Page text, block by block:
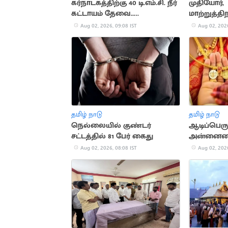
கர்நாடகத்திற்கு 40 டி.எம்.சி. நீர்
கட்டாயம் தேவை..
டி.கே.சிவகுமார்
Aug 02, 2026, 09:08 IST
முதியோர்,
இல்லம்
Aug 02,
தமிழ் நாடு
நெல்லையில் குண்டர்
சட்டத்தில் 81 பேர் கைது
Aug 02, 2026, 08:08 IST
தமிழ் நாடு
அன்னையை
மாற்றும்
Aug 02,